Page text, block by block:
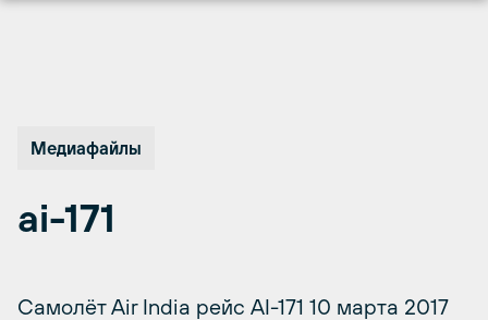
Медиафайлы
ai-171
Самолёт Air India рейс AI-171 10 марта 2017